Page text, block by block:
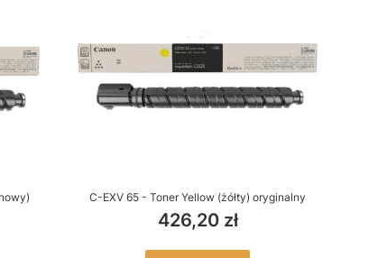
C-EXV 65 - Toner Yellow (żółty) oryginalny
426,20 zł